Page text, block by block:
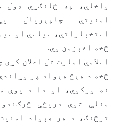
واخلي، په ځانګړي ډول
امنیتي چاپېریال
استخباراتي، سیاسي او
څخه اغېزمن وي.
اسلامي امارت تل اعلان
څخه د هېڅ هېواد پر
نه ورکوي، او دا د یوې
منلې شوې دریځې
ترڅنګ، د هر هېواد